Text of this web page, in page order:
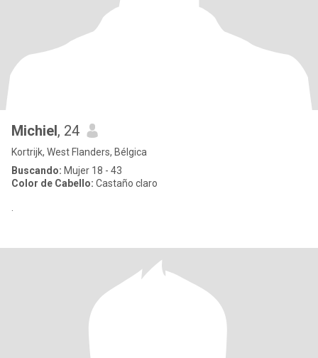
Michiel, 24
Kortrijk, West Flanders, Bélgica
Buscando: Mujer 18 - 43
Color de Cabello: Castaño claro